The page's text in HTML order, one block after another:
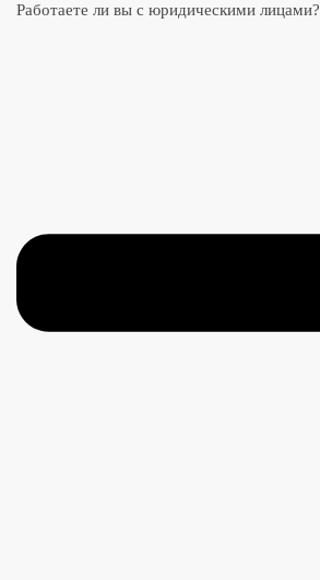
Работаете ли вы с юридическими лицами?